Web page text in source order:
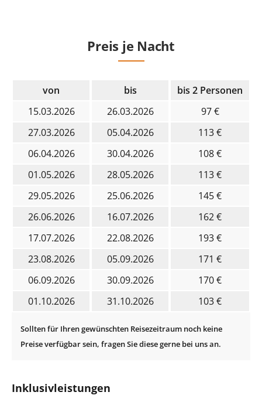
Preis je Nacht
von bis
bis 2 Personen
15.03.2026
26.03.2026
97 €
27.03.2026
05.04.2026
113 €
06.04.2026
30.04.2026
108 €
01.05.2026
28.05.2026
113 €
29.05.2026
25.06.2026
145 €
26.06.2026
16.07.2026
162 €
17.07.2026
22.08.2026
193 €
23.08.2026
05.09.2026
171 €
06.09.2026
30.09.2026
170 €
01.10.2026
31.10.2026 103 €
Inklusivleistungen